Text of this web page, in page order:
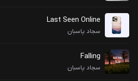
Last Seen Online
سجاد پاسبان
Falling
سجاد پاسبان